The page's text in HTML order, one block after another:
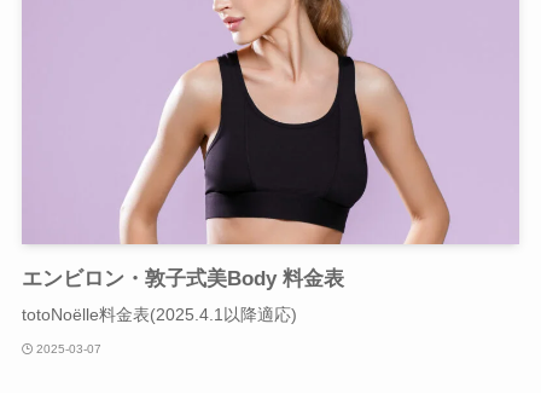
エンビロン・敦子式美Body 料金表
totoNoëlle料金表(2025.4.1以降適応)
2025-03-07